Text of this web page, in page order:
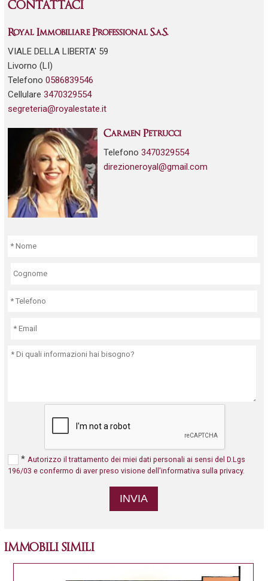
CONTATTACI
Royal Immobiliare Professional S.a.S.
VIALE DELLA LIBERTA' 59
Livorno (LI)
Telefono0586839546
Cellulare3470329554
segreteria@royalestate.it
Carmen Petrucci
Telefono3470329554
direzioneroyal@gmail.com
*Autorizzo il trattamento dei miei dati personali ai sensi del D.Lgs
196/03 e confermo di aver preso visione dell'informativa sulla privacy.
IMMOBILI SIMILI